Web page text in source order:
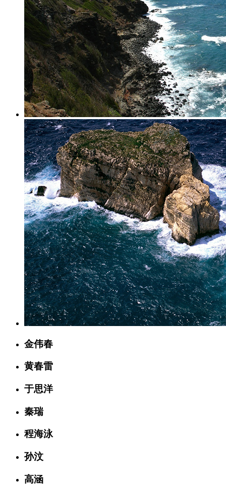
金伟春
黄春雷
于思洋
秦瑞
程海泳
孙汶
高涵